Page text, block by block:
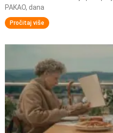
PAKAO, dana
Pročitaj više